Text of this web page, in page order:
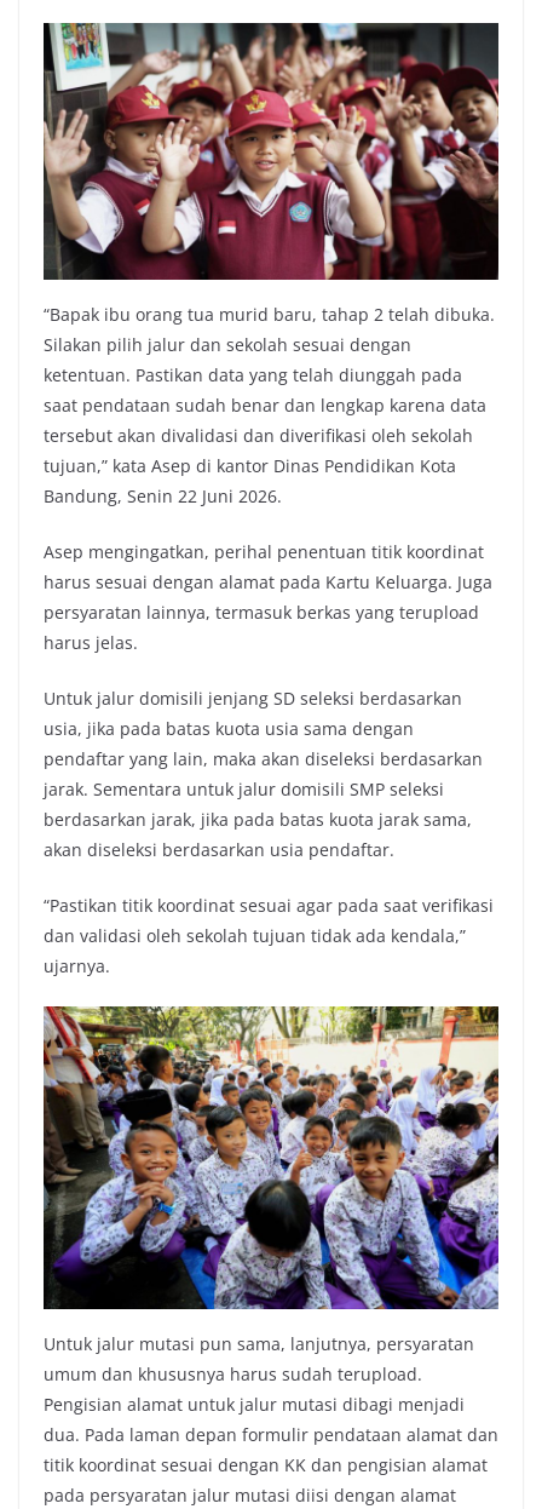
“Bapak ibu orang tua murid baru, tahap 2 telah dibuka.
Silakan pilih jalur dan sekolah sesuai dengan
ketentuan. Pastikan data yang telah diunggah pada
saat pendataan sudah benar dan lengkap karena data
tersebut akan divalidasi dan diverifikasi oleh sekolah
tujuan,” kata Asep di kantor Dinas Pendidikan Kota
Bandung, Senin 22 Juni 2026.
Asep mengingatkan, perihal penentuan titik koordinat
harus sesuai dengan alamat pada Kartu Keluarga. Juga
persyaratan lainnya, termasuk berkas yang terupload
harus jelas.
Untuk jalur domisili jenjang SD seleksi berdasarkan
usia, jika pada batas kuota usia sama dengan
pendaftar yang lain, maka akan diseleksi berdasarkan
jarak. Sementara untuk jalur domisili SMP seleksi
berdasarkan jarak, jika pada batas kuota jarak sama,
akan diseleksi berdasarkan usia pendaftar.
“Pastikan titik koordinat sesuai agar pada saat verifikasi
dan validasi oleh sekolah tujuan tidak ada kendala,”
ujarnya.
Untuk jalur mutasi pun sama, lanjutnya, persyaratan
umum dan khususnya harus sudah terupload.
Pengisian alamat untuk jalur mutasi dibagi menjadi
dua. Pada laman depan formulir pendataan alamat dan
titik koordinat sesuai dengan KK dan pengisian alamat
pada persyaratan jalur mutasi diisi dengan alamat